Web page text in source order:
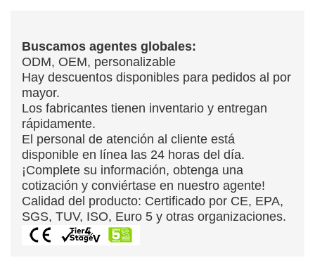
Buscamos agentes globales:
ODM, OEM, personalizable
Hay descuentos disponibles para pedidos al por
mayor.
Los fabricantes tienen inventario y entregan
rápidamente.
El personal de atención al cliente está
disponible en línea las 24 horas del día.
¡Complete su información, obtenga una
cotización y conviértase en nuestro agente!
Calidad del producto: Certificado por CE, EPA,
SGS, TUV, ISO, Euro 5 y otras organizaciones.